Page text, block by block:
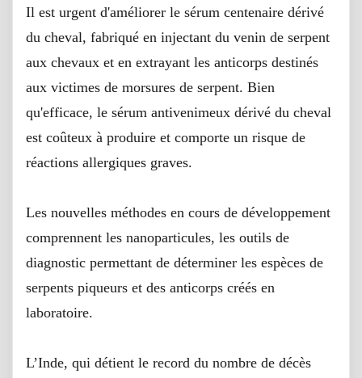
Il est urgent d'améliorer le sérum centenaire dérivé
du cheval, fabriqué en injectant du venin de serpent
aux chevaux et en extrayant les anticorps destinés
aux victimes de morsures de serpent. Bien
qu'efficace, le sérum antivenimeux dérivé du cheval
est coûteux à produire et comporte un risque de
réactions allergiques graves.
Les nouvelles méthodes en cours de développement
comprennent les nanoparticules, les outils de
diagnostic permettant de déterminer les espèces de
serpents piqueurs et des anticorps créés en
laboratoire.
L’Inde, qui détient le record du nombre de décès